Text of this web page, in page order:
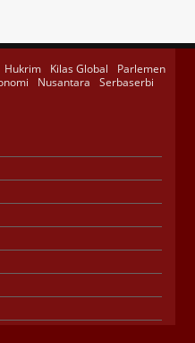
Hukrim Kilas Global
Parlemen
Nusantara Serbaserbi